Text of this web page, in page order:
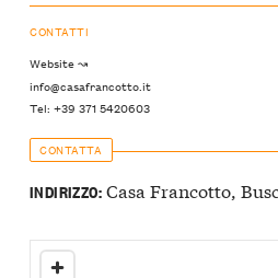
CONTATTI
Website ↝
info@casafrancotto.it
Tel: +39 371 5420603
CONTATTA
INDIRIZZO:Casa Francotto,